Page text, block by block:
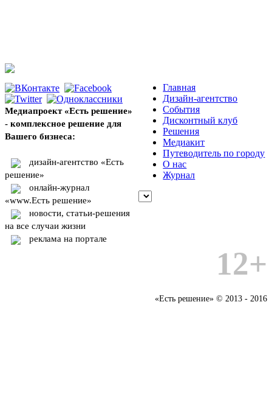
Медиапроект «Есть решение»
- комплексное решение для
Вашего бизнеса:
дизайн-агентство «Есть
решение»
онлайн-журнал
«www.Есть решение»
новости, статьи-решения
на все случаи жизни
реклама на портале
Главная
Дизайн-агентство
События
Дисконтный клуб
Решения
Медиакит
Путеводитель по городу
О нас
Журнал
12+
«Есть решение» © 2013 - 2016